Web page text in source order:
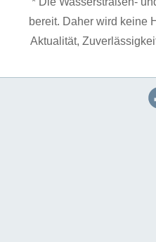
bereit. Daher wird keine
Aktualität,